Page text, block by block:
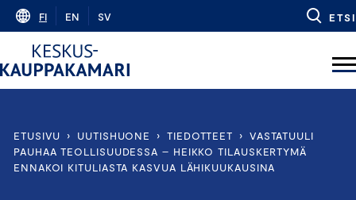
Skip
content
FI EN SV ETSI
ETUSIVU › UUTISHUONE › TIEDOTTEET › VASTATUULI
PAUHAA TEOLLISUUDESSA – HEIKKO TILAUSKERTYMÄ
ENNAKOI KITULIASTA KASVUA LÄHIKUUKAUSINA